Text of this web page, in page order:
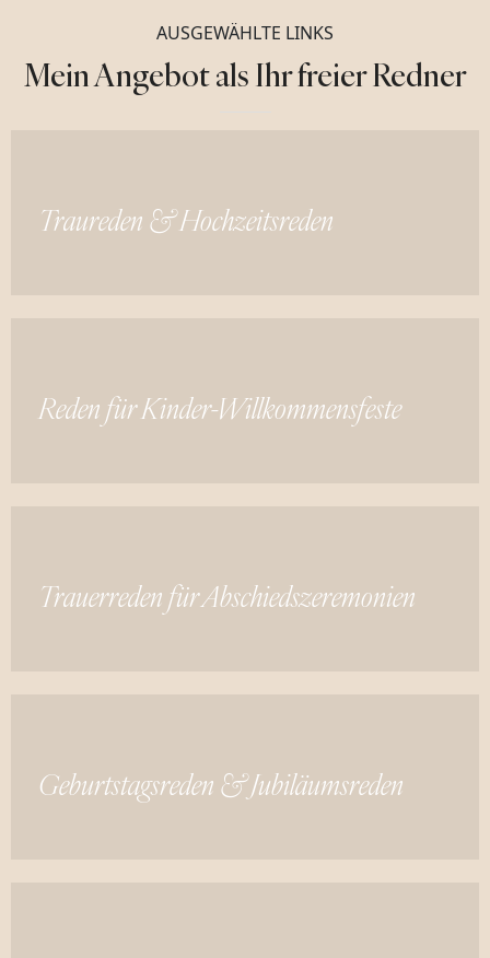
AUSGEWÄHLTE LINKS
Mein Angebot als Ihr freier Redner
Traureden & Hochzeitsreden
Reden für Kinder-Willkommensfeste
Trauerreden für Abschiedszeremonien
Geburtstagsreden & Jubiläumsreden